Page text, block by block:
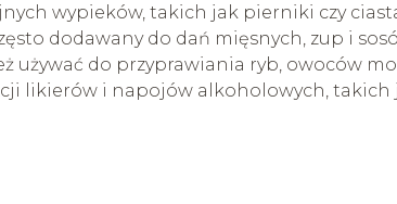
wypieków, takich jak pierniki czy
dodawany do dań mięsnych, zup i
używać do przyprawiania ryb, owoców
likierów i napojów alkoholowych, takich